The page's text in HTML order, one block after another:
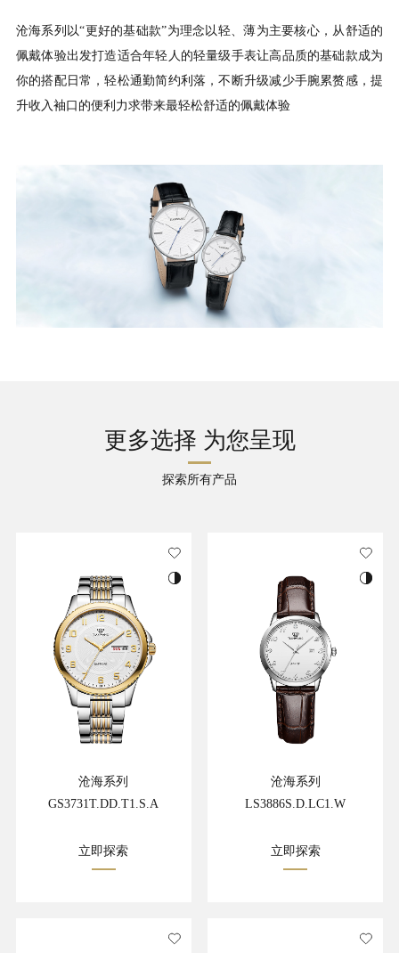
沧海系列以“更好的基础款”为理念以轻、薄为主要核心，从舒适的
佩戴体验出发打造适合年轻人的轻量级手表让高品质的基础款成为
你的搭配日常，轻松通勤简约利落，不断升级减少手腕累赘感，提
升收入袖口的便利力求带来最轻松舒适的佩戴体验
更多选择 为您呈现
探索所有产品
沧海系列
GS3731T.DD.T1.S.A
立即探索
沧海系列
LS3886S.D.LC1.W
立即探索